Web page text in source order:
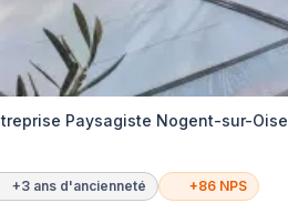
Paysagiste Nogent-sur-Oise
+3 ans d'ancienneté +86 NPS